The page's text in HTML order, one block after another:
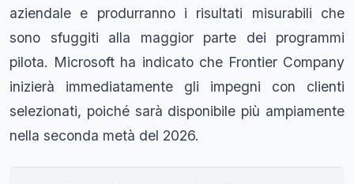
aziendale e produrranno i risultati misurabili che
sono sfuggiti alla maggior parte dei programmi
pilota. Microsoft ha indicato che Frontier Company
inizierà immediatamente gli impegni con clienti
selezionati, poiché sarà disponibile più ampiamente
nella seconda metà del 2026.